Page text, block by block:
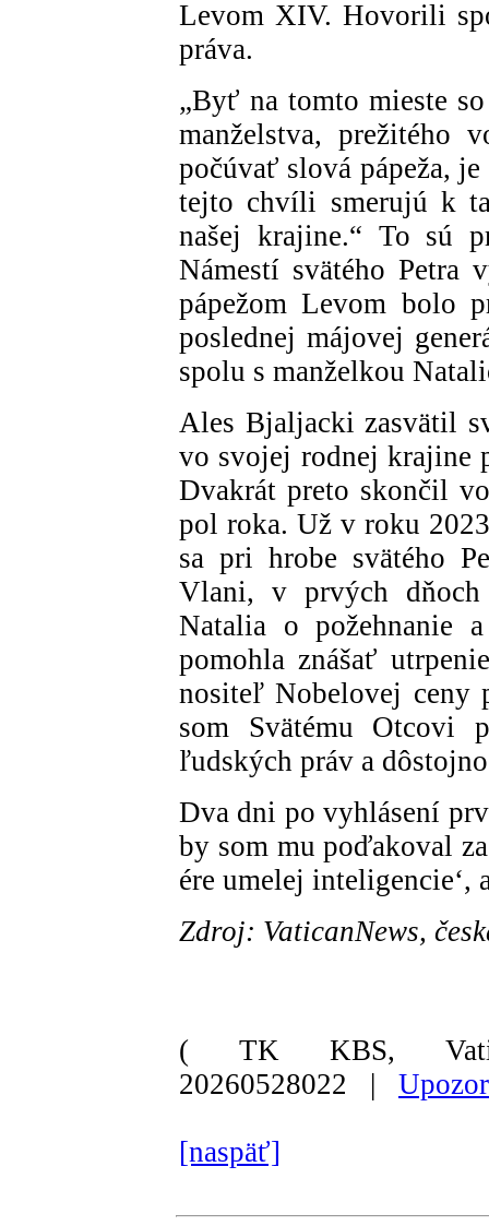
Levom XIV. Hovorili
práva.
„Byť na tomto mieste
manželstva, prežitého
počúvať slová pápeža,
tejto chvíli smerujú k
našej krajine.“ To sú
Námestí svätého
pápežom Levom bolo
poslednej májovej
spolu s manželkou
Ales Bjaljacki zasvätil
vo svojej rodnej krajine
Dvakrát preto skončil
pol roka. Už v roku
sa pri hrobe svätého
Vlani, v prvých
Natalia o požehnanie
pomohla znášať
nositeľ Nobelovej ceny
som Svätému Otcovi
ľudských práv a
Dva dni po vyhlásení
by som mu poďakoval
ére umelej inteligencie‘,
Zdroj: VaticanNews,
( TK KBS,
20260528022 |
[naspäť]